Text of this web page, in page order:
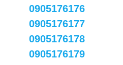
0905176176
0905176177
0905176178
0905176179